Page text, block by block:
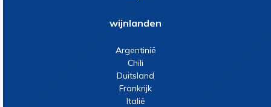
wijnlanden
Argentinië
Chili
Duitsland
Frankrijk
Italië